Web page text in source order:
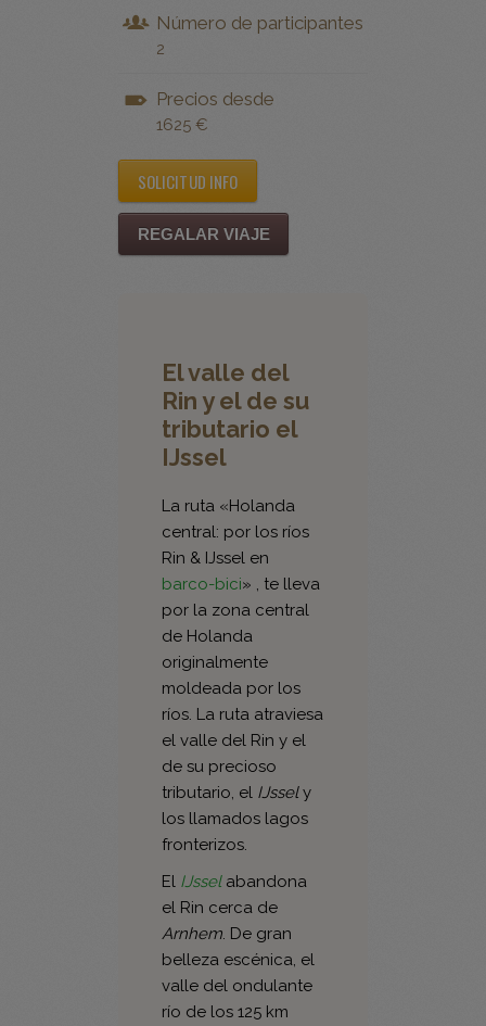
Número de participantes
Precios desde
SOLICITUD INFO
REGALAR VIAJE
El valle del
Rin y el de su
tributario el
La ruta «Holanda
central: por los ríos
Rin & IJssel en
barco-bici» , te lleva
por la zona central
de Holanda
originalmente
moldeada por los
ríos. La ruta atraviesa
el valle del Rin y el
de su precioso
tributario, elIJssely
los llamados lagos
fronterizos.
El IJssel abandona
el Rin cerca de
Arnhem . De gran
belleza escénica, el
valle del ondulante